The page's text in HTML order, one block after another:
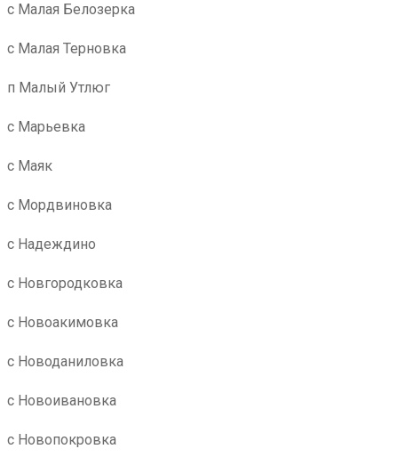
с Малая Белозерка
с Малая Терновка
п Малый Утлюг
с Марьевка
с Маяк
с Мордвиновка
с Надеждино
с Новгородковка
с Новоакимовка
с Новоданиловка
с Новоивановка
с Новопокровка